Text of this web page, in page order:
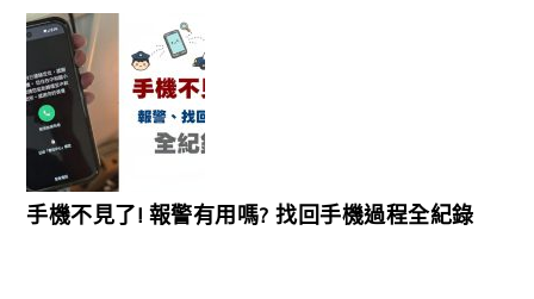
手機不見了! 報警有用嗎? 找回手機過程全紀錄